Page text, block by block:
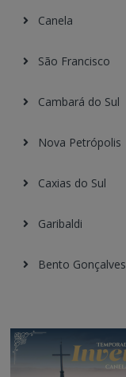
Canela
São Francisco
Cambará do Sul
Nova Petrópolis
Caxias do Sul
Garibaldi
Bento Gonçalves